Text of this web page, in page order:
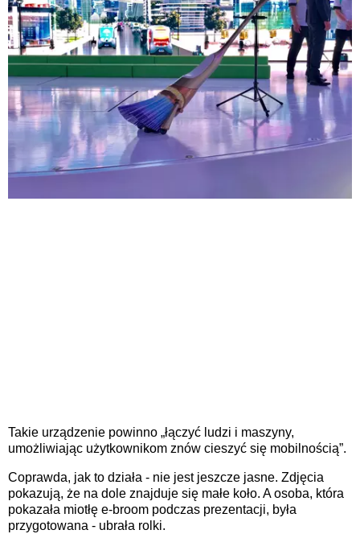
Takie urządzenie powinno „łączyć ludzi i maszyny,
umożliwiając użytkownikom znów cieszyć się mobilnością”.
Coprawda, jak to działa - nie jest jeszcze jasne. Zdjęcia
pokazują, że na dole znajduje się małe koło. A osoba, która
pokazała miotłę e-broom podczas prezentacji, była
przygotowana - ubrała rolki.